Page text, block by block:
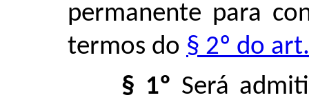
permanente para
termos do § 2º do
§ 1º Será